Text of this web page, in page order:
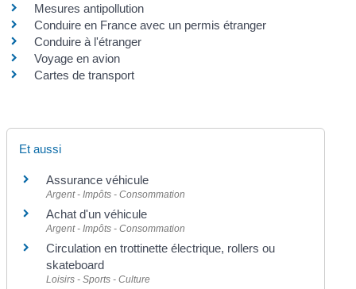
Mesures antipollution
Conduire en France avec un permis étranger
Conduire à l'étranger
Voyage en avion
Cartes de transport
Et aussi
Assurance véhicule
Argent - Impôts - Consommation
Achat d'un véhicule
Argent - Impôts - Consommation
Circulation en trottinette électrique, rollers ou
skateboard
Loisirs - Sports - Culture